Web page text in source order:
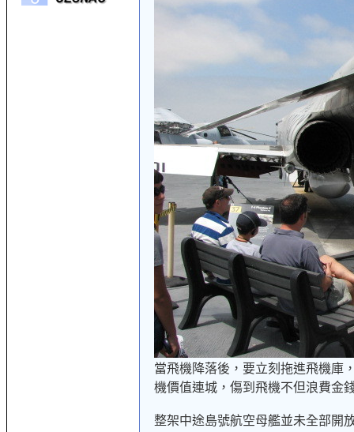
當飛機降落後，要立刻拖進飛機庫
機價值連城，傷到飛機不但浪費金
整架中途島號航空母艦並未全部開